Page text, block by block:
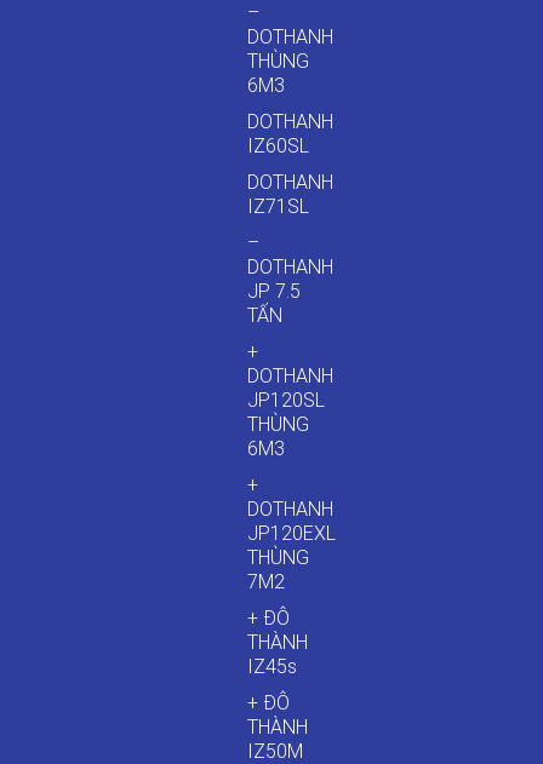
–
DOTHANH
THÙNG
6M3
DOTHANH
IZ60SL
DOTHANH
IZ71SL
–
DOTHANH
JP 7.5
TẤN
+
DOTHANH
JP120SL
THÙNG
6M3
+
DOTHANH
JP120EXL
THÙNG
7M2
+ ĐÔ
THÀNH
IZ45s
+ ĐÔ
THÀNH
IZ50M